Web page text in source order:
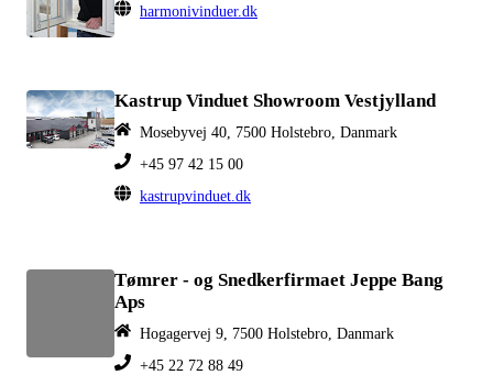
harmonivinduer.dk
Kastrup Vinduet Showroom Vestjylland
Mosebyvej 40, 7500 Holstebro, Danmark
+45 97 42 15 00
kastrupvinduet.dk
Tømrer - og Snedkerfirmaet Jeppe Bang
Aps
Hogagervej 9, 7500 Holstebro, Danmark
+45 22 72 88 49